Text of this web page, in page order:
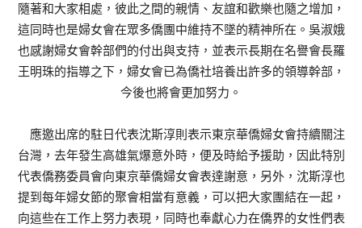
隨著和大家相處，彼此之間的親情、友誼和歡樂也隨之增加，
這同時也是婦女會在眾多僑團中維持不墜的精神所在。吳淑娥
也感謝婦女會幹部們的付出與支持，並表示長期在名譽會長羅
王明珠的指導之下，婦女會已為僑社培養出許多的領導幹部，
今後也將會更加努力。
應邀出席的駐日代表沈斯淳則表示東京華僑婦女會持續關注
台灣，去年發生高雄氣爆意外時，便及時給予援助，因此特別
代表僑務委員會向東京華僑婦女會表達謝意，另外，沈斯淳也
提到每年婦女節的聚會相當有意義，可以把大家團結在一起，
向這些在工作上努力表現，同時也奉獻心力在僑界的女性們表